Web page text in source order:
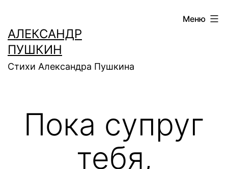
содержимому
АЛЕКСАНДР
ПУШКИН
Стихи Александра Пушкина
Меню
Пока супруг
тебя,